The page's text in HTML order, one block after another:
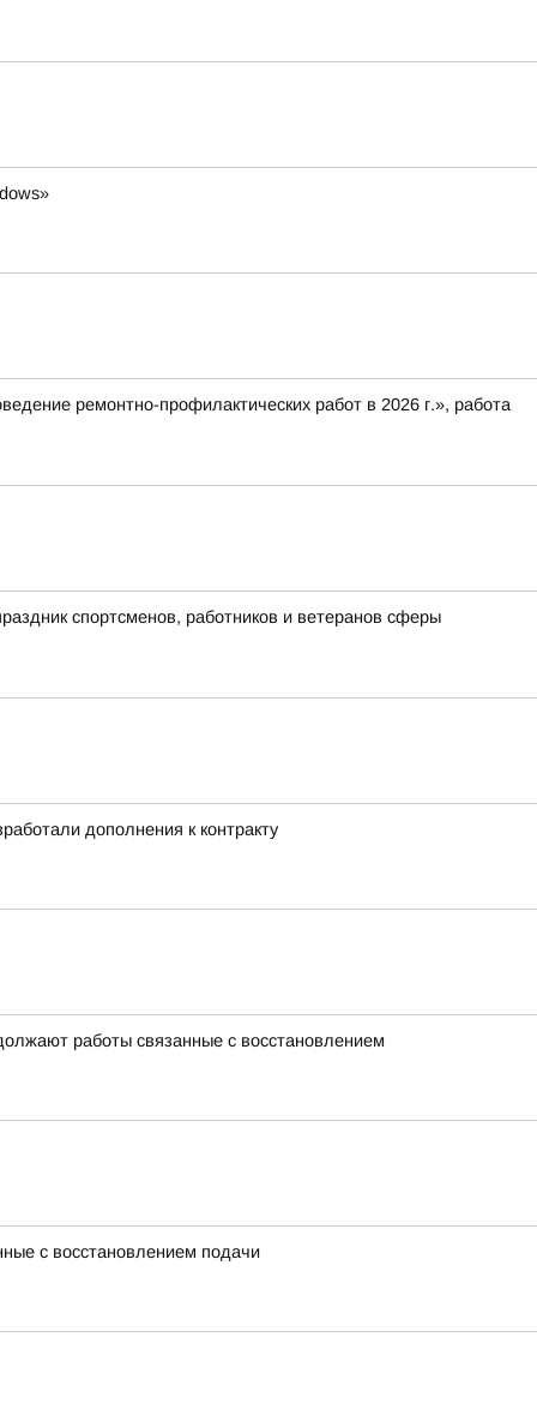
ремонтно-профилактических работ в 2026 г.», работа
спортсменов, работников и ветеранов сферы
дополнения к контракту
работы связанные с восстановлением
с восстановлением подачи